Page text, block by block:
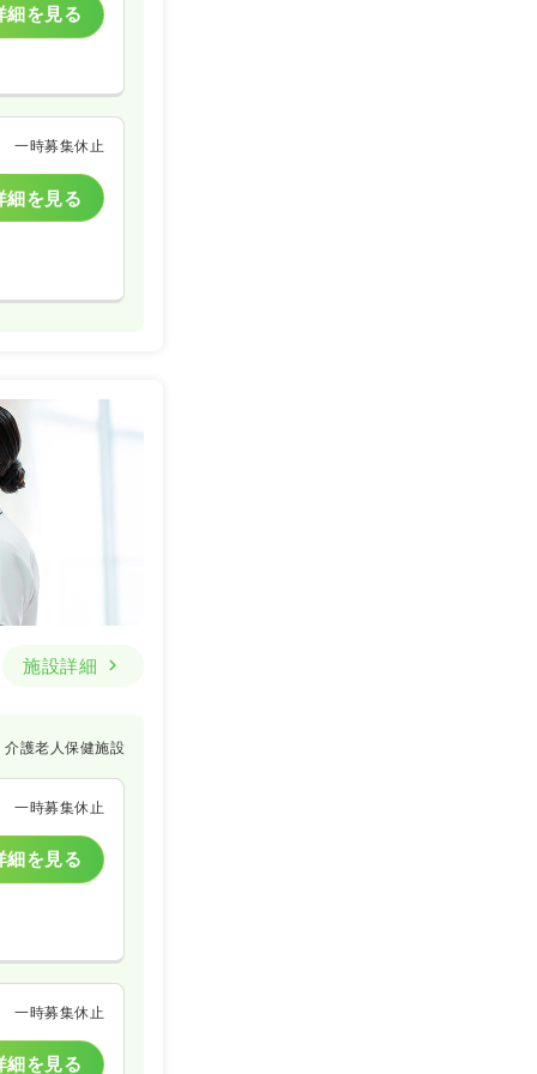
細を見る
一時募集休止
細を見る
施設詳細
介護老人保健施設
一時募集休止
細を見る
一時募集休止
細を見る